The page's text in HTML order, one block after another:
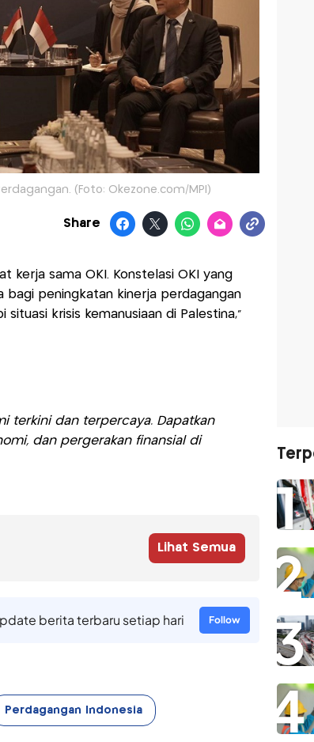
(Foto: Okezone.com/MPI)
Share
kerja sama OKI. Konstelasi OKI yang
bagi peningkatan kinerja perdagangan
krisis kemanusiaan di Palestina,”
terkini dan terpercaya. Dapatkan
dan pergerakan finansial di
Lihat Semua
berita terbaru setiap hari Follow
Perdagangan Indonesia